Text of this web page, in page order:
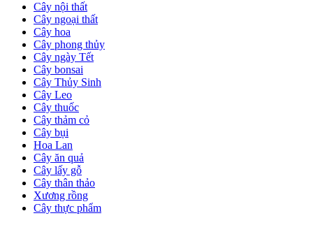
Cây nội thất
Cây ngoại thất
Cây hoa
Cây phong thủy
Cây ngày Tết
Cây bonsai
Cây Thủy Sinh
Cây Leo
Cây thuốc
Cây thảm cỏ
Cây bụi
Hoa Lan
Cây ăn quả
Cây lấy gỗ
Cây thân thảo
Xương rồng
Cây thực phẩm